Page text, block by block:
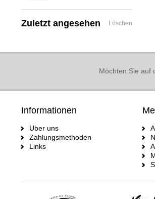
Zuletzt angesehen Löschen
Möchten Sie auf
Informationen
Uber uns
Zahlungsmethoden
Links